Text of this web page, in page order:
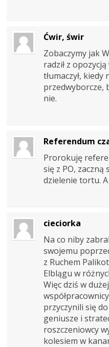
Ćwir, świr
Zobaczymy jak
radził z
tłumaczył,
przedwyborcze,
nie.
Referendum
Prorokuję
się z PO, zaczną
dzielenie tortu. A
cieciorka
Na co niby
swojemu
z Ruchem
Elblągu w
Więc dziś w
przyczynili się
geniusze i
roszczeniowcy
kolesiem w